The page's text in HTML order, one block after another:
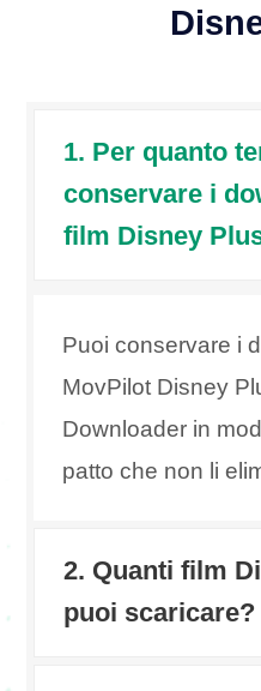
1. Per quanto
conservare i
film Disney
Puoi conservare i
MovPilot Disney
Downloader in
patto che non li
2. Quanti film
puoi scaricare?